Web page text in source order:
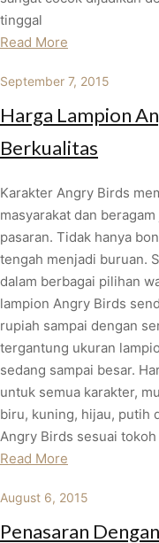
tinggal
Read More
September 7, 2015
Harga Lampion
Berkualitas
Karakter Angry Birds
masyarakat dan
pasaran. Tidak hanya
tengah menjadi buruan.
dalam berbagai pilihan
lampion Angry Birds
rupiah sampai dengan
tergantung ukuran
sedang sampai besar.
untuk semua karakter,
biru, kuning, hijau, putih
Angry Birds sesuai tokoh
Read More
August 6, 2015
Penasaran